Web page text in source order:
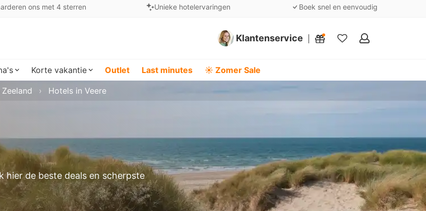
ons met 4 sterren Unieke hotelervaringen Boek snel en eenvoudig
Klantenservice
Mijn
Korte vakantie Outlet Last minutes ☀️ Zomer Sale
hier de beste deals en scherpste
Hotels in Veere